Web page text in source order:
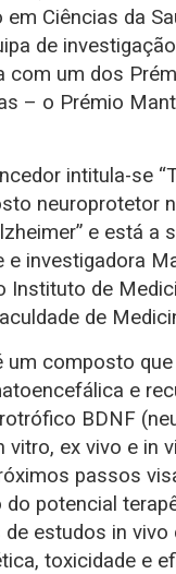
Ciências da
de
com um dos
– o Prémio
intitula-se
neuroprotetor
e está a
e investigadora
Instituto de
de
um composto
e
BDNF
vitro, ex vivo e in
passos
potencial
de estudos in vivo
toxicidade e